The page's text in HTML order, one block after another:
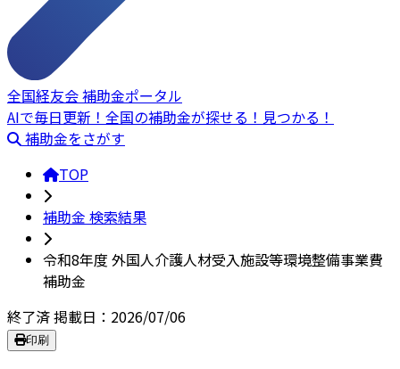
全国経友会 補助金ポータル
AIで毎日更新！全国の補助金が探せる！見つかる！
補助金をさがす
TOP
補助金 検索結果
令和8年度 外国人介護人材受入施設等環境整備事業費
補助金
終了済掲載日：2026/07/06
印刷